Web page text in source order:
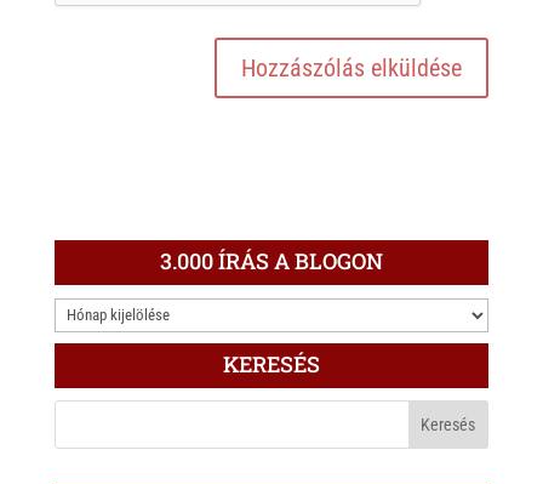
3.000 ÍRÁS A BLOGON
3.000
ÍRÁS
BLOGON
KERESÉS